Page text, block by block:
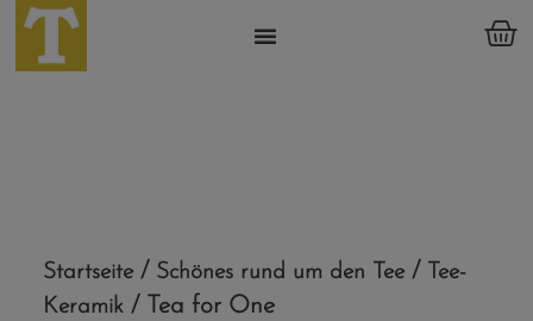
Startseite/ Schönes rund um den Tee/ Tee-
Keramik/ Tea for One